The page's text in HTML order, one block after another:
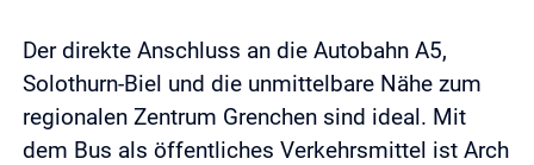
Der direkte Anschluss an die Autobahn A5,
Solothurn-Biel und die unmittelbare Nähe zum
regionalen Zentrum Grenchen sind ideal. Mit
dem Bus als öffentliches Verkehrsmittel ist Arch